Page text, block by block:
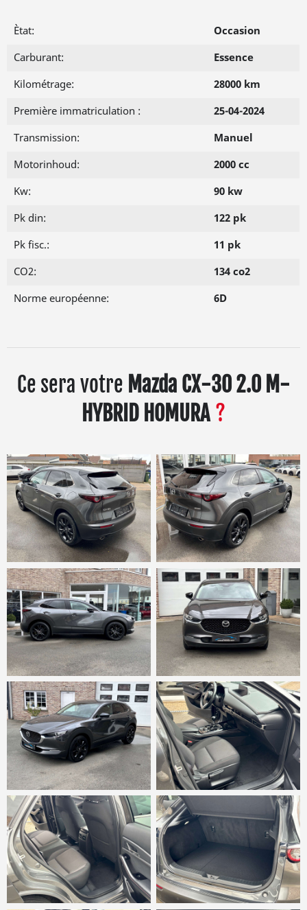
Ètat:
Occasion
Carburant:
Essence
Kilométrage:
28000 km
Première immatriculation :
25-04-2024
Transmission:
Manuel
Motorinhoud:
2000 cc
Kw:
90 kw
Pk din:
122 pk
Pk fisc.:
11 pk
CO2:
134 co2
Norme européenne:
6D
Ce sera votre Mazda CX-30 2.0 M-
HYBRID HOMURA ?